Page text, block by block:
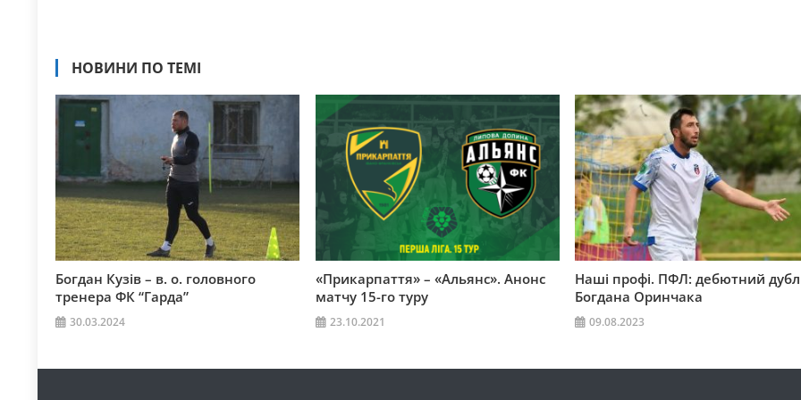
НОВИНИ ПО ТЕМІ
Богдан Кузів – в. о. головного
тренера ФК “Гарда”
30.03.2024
«Прикарпаття» – «Альянс». Анонс
матчу 15-го туру
23.10.2021
Наші профі. ПФЛ: дебютний
Богдана Оринчака
09.08.2023